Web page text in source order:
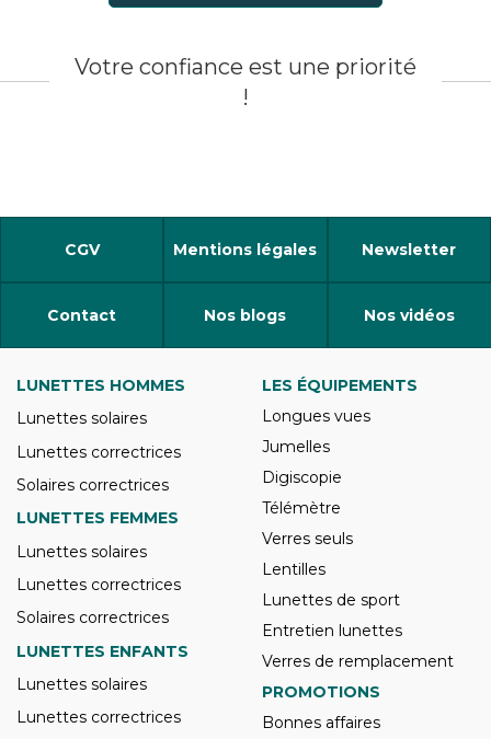
Votre confiance est une priorité
!
CGV Mentions légales Newsletter
Contact Nos blogs Nos vidéos
LUNETTES HOMMES
Lunettes solaires
Lunettes correctrices
Solaires correctrices
LUNETTES FEMMES
Lunettes solaires
Lunettes correctrices
Solaires correctrices
LUNETTES ENFANTS
Lunettes solaires
Lunettes correctrices
LES ÉQUIPEMENTS
Longues vues
Jumelles
Digiscopie
Télémètre
Verres seuls
Lentilles
Lunettes de sport
Entretien lunettes
Verres de remplacement
PROMOTIONS
Bonnes affaires